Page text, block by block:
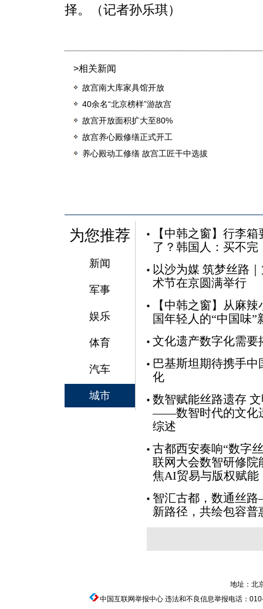
择。（记者孙乐琪）
>相关新闻
故宫南大库家具馆开放
40余名“北京榜样”游故宫
故宫开放面积扩大至80%
故宫养心殿修缮正式开工
养心殿动工修缮 故宫工匠干中选拔
为您推荐
新闻
军事
娱乐
体育
汽车
城市
【中韩之窗】行李
了？韩国人：买不完
以沙为媒 筑梦丝路
术节在京圆满举行
【中韩之窗】从麻
国年轻人的“中国味”
文化遗产数字化需要
巴基斯坦期待携手
化
数智赋能丝路遗存
——数智时代的文化
综述
古都西安奏响“数字
联网大会数智研修院
焦AI贸易与版权赋能
智汇古都，数通丝
新路径，共绘包容普
地址：北
中国互联网举报中心违法和不良信息举报电话：